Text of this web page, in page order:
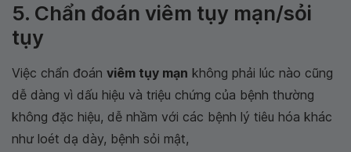
5. Chẩn đoán viêm tụy mạn/sỏi
tụy
Việc chẩn đoán viêm tụy mạn không phải lúc nào cũng
dễ dàng vì dấu hiệu và triệu chứng của bệnh thường
không đặc hiệu, dễ nhầm với các bệnh lý tiêu hóa khác
như loét dạ dày, bệnh sỏi mật,